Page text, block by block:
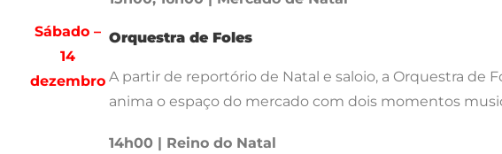
Sábado –
14
dezembro
Orquestra de Foles
A partir de reportório de Natal e saloio, a Orquestra de
anima o espaço do mercado com dois momentos
14h00 | Reino do Natal